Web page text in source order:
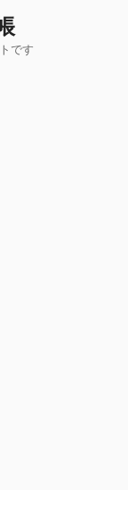
です